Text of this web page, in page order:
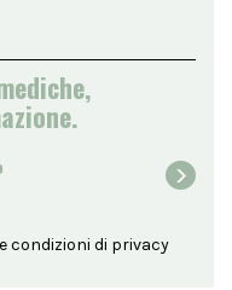
condizioni di privacy